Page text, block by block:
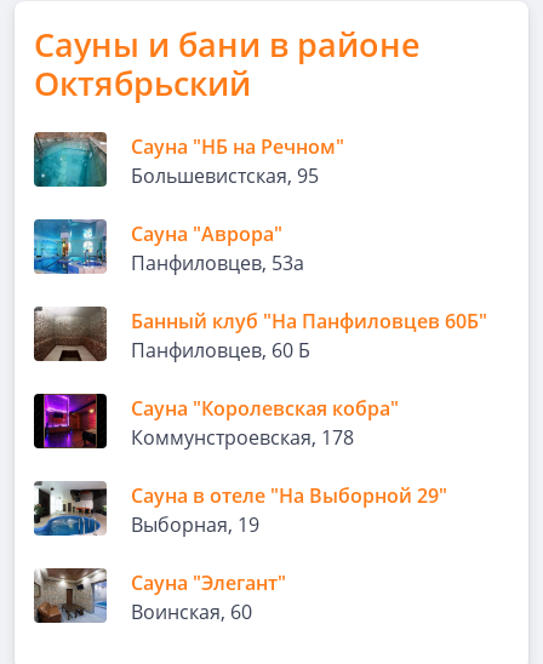
Сауны и бани в районе
Октябрьский
Сауна "НБ на Речном"
Большевистская, 95
Сауна "Аврора"
Панфиловцев, 53а
Банный клуб "На Панфиловцев 60Б"
Панфиловцев, 60 Б
Сауна "Королевская кобра"
Коммунстроевская, 178
Сауна в отеле "На Выборной 29"
Выборная, 19
Сауна "Элегант"
Воинская, 60